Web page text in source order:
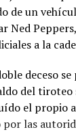
de un
Ned
a la
deceso
del tiroteo
el propio
las